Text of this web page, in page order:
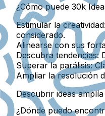
¿Cómo puede 30k
Estimular la creatividad:
considerado.
Alinearse con sus
Descubra tendencias:
Superar la parálisis:
Ampliar la resolución
Descubrir ideas
¿Dónde puedo